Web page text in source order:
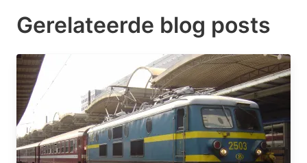
Gerelateerde blog posts